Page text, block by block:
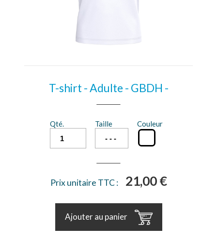
T-shirt - Adulte - GBDH -
Qté. Taille Couleur
Prix unitaire TTC : 21,00 €
Ajouter au panier